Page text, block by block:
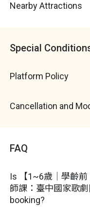
Nearby Attractions
Special
Platform Policy
Cancellation and
FAQ
Is 【1~6歲｜學齡
師課：臺中國家歌
booking?